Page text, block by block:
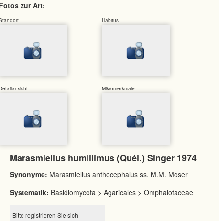
zur Art:
Habitus
Mikromerkmale
Marasmiellus humillimus (Quél.) Singer 1974
Synonyme: Marasmiellus anthocephalus ss. M.M. Moser
Systematik: Basidiomycota > Agaricales > Omphalotaceae
Bitte registrieren Sie sich